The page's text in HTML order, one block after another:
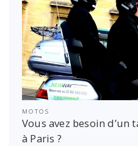
MOTOS
Vous avez besoin
à Paris ?